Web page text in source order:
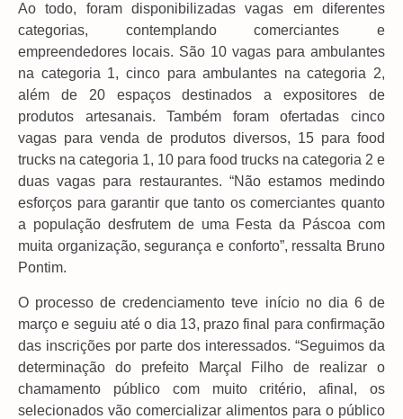
Ao todo, foram disponibilizadas vagas em diferentes
categorias, contemplando comerciantes e
empreendedores locais. São 10 vagas para ambulantes
na categoria 1, cinco para ambulantes na categoria 2,
além de 20 espaços destinados a expositores de
produtos artesanais. Também foram ofertadas cinco
vagas para venda de produtos diversos, 15 para food
trucks na categoria 1, 10 para food trucks na categoria 2 e
duas vagas para restaurantes. “Não estamos medindo
esforços para garantir que tanto os comerciantes quanto
a população desfrutem de uma Festa da Páscoa com
muita organização, segurança e conforto”, ressalta Bruno
Pontim.
O processo de credenciamento teve início no dia 6 de
março e seguiu até o dia 13, prazo final para confirmação
das inscrições por parte dos interessados. “Seguimos da
determinação do prefeito Marçal Filho de realizar o
chamamento público com muito critério, afinal, os
selecionados vão comercializar alimentos para o público